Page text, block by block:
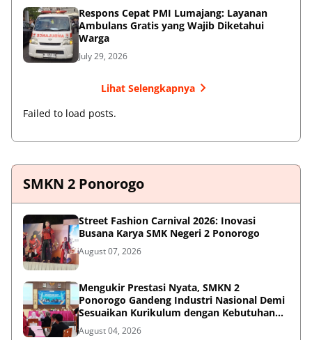
Respons Cepat PMI Lumajang: Layanan
Ambulans Gratis yang Wajib Diketahui
Warga
July 29, 2026
Lihat Selengkapnya
Failed to load posts.
SMKN 2 Ponorogo
Street Fashion Carnival 2026: Inovasi
Busana Karya SMK Negeri 2 Ponorogo
August 07, 2026
Mengukir Prestasi Nyata, SMKN 2
Ponorogo Gandeng Industri Nasional Demi
Sesuaikan Kurikulum dengan Kebutuhan
Dunia Kerja
August 04, 2026